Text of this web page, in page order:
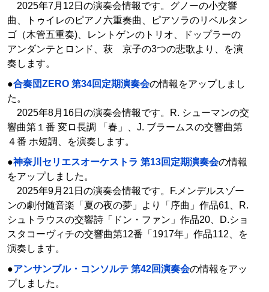
2025年7月12日の演奏会情報です。グノーの小交響
曲、トゥイレのピアノ六重奏曲、ピアソラのリベルタン
ゴ（木管五重奏)、レントゲンのトリオ、ドップラーの
アンダンテとロンド、萩 京子の3つの悲歌より、を演
奏します。
●合奏団ZERO 第34回定期演奏会の情報をアップしまし
た。
2025年8月16日の演奏会情報です。R. シューマンの交
響曲第１番 変ロ長調 「春」、J. ブラームスの交響曲第
４番 ホ短調、を演奏します。
●神奈川セリエスオーケストラ 第13回定期演奏会の情報
をアップしました。
2025年9月21日の演奏会情報です。F.メンデルスゾー
ンの劇付随音楽「夏の夜の夢」より「序曲」作品61、R.
シュトラウスの交響詩「ドン・ファン」作品20、D.ショ
スタコーヴィチの交響曲第12番「1917年」作品112、を
演奏します。
●アンサンブル・コンソルテ 第42回演奏会の情報をアッ
プしました。